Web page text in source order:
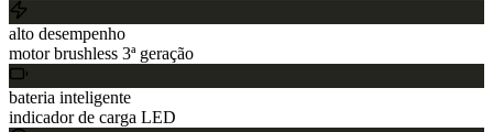
alto desempenho
motor brushless 3ª geração
bateria inteligente
indicador de carga LED